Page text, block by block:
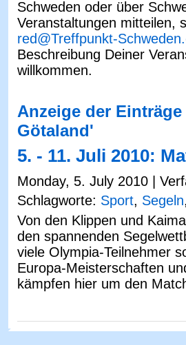
Schweden oder über
Veranstaltungen mitteilen,
red@Treffpunkt-
Beschreibung Deiner
willkommen.
Anzeige der
Götaland'
5. - 11. Juli 2010:
Monday, 5. July 2010 |
Schlagworte: Sport, Segeln
Von den Klippen und
den spannenden
viele Olympia-Teilnehmer
Europa-Meisterschaften
kämpfen hier um den